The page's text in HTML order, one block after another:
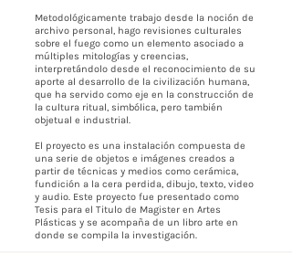
Metodológicamente trabajo desde la noción de
archivo personal, hago revisiones culturales
sobre el fuego como un elemento asociado a
múltiples mitologías y creencias,
interpretándolo desde el reconocimiento de su
aporte al desarrollo de la civilización humana,
que ha servido como eje en la construcción de
la cultura ritual, simbólica, pero también
objetual e industrial.
El proyecto es una instalación compuesta de
una serie de objetos e imágenes creados a
partir de técnicas y medios como cerámica,
fundición a la cera perdida, dibujo, texto, video
y audio. Este proyecto fue presentado como
Tesis para el Titulo de Magister en Artes
Plásticas y se acompaña de un libro arte en
donde se compila la investigación.